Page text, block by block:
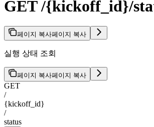
GET /{kickoff_id}/
페이지 복사페이지 복사
실행 상태 조회
페이지 복사페이지 복사
GET
/
{kickoff_id}
/
status